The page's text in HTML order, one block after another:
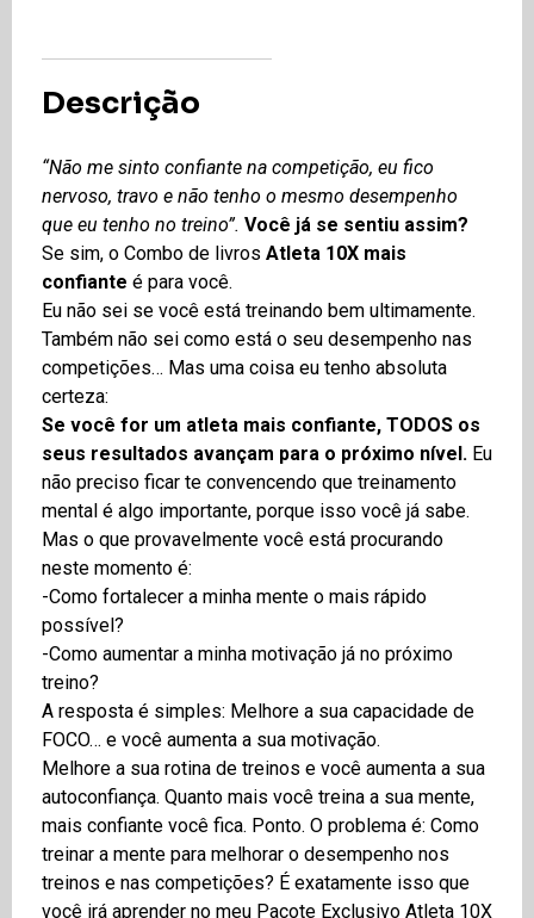
Descrição
“Não me sinto confiante na competição, eu fico
nervoso, travo e não tenho o mesmo desempenho
que eu tenho no treino”. Você já se sentiu assim?
Se sim, o Combo de livros Atleta 10X mais
confiante é para você.
Eu não sei se você está treinando bem ultimamente.
Também não sei como está o seu desempenho nas
competições… Mas uma coisa eu tenho absoluta
certeza:
Se você for um atleta mais confiante, TODOS os
seus resultados avançam para o próximo nível. Eu
não preciso ficar te convencendo que treinamento
mental é algo importante, porque isso você já sabe.
Mas o que provavelmente você está procurando
neste momento é:
-Como fortalecer a minha mente o mais rápido
possível?
-Como aumentar a minha motivação já no próximo
treino?
A resposta é simples: Melhore a sua capacidade de
FOCO… e você aumenta a sua motivação.
Melhore a sua rotina de treinos e você aumenta a sua
autoconfiança. Quanto mais você treina a sua mente,
mais confiante você fica. Ponto. O problema é: Como
treinar a mente para melhorar o desempenho nos
treinos e nas competições? É exatamente isso que
você irá aprender no meu Pacote Exclusivo Atleta 10X